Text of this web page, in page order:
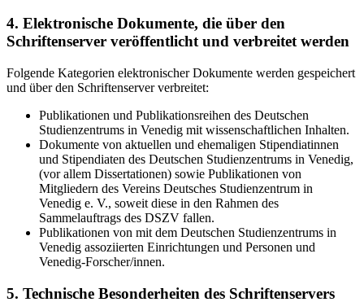
4. Elektronische Dokumente, die über den
Schriftenserver veröffentlicht und verbreitet werden
Folgende Kategorien elektronischer Dokumente werden gespeichert
und über den Schriftenserver verbreitet:
Publikationen und Publikationsreihen des Deutschen
Studienzentrums in Venedig mit wissenschaftlichen Inhalten.
Dokumente von aktuellen und ehemaligen Stipendiatinnen
und Stipendiaten des Deutschen Studienzentrums in Venedig,
(vor allem Dissertationen) sowie Publikationen von
Mitgliedern des Vereins Deutsches Studienzentrum in
Venedig e. V., soweit diese in den Rahmen des
Sammelauftrags des DSZV fallen.
Publikationen von mit dem Deutschen Studienzentrums in
Venedig assoziierten Einrichtungen und Personen und
Venedig-Forscher/innen.
5. Technische Besonderheiten des Schriftenservers